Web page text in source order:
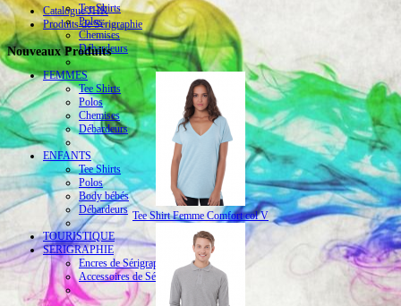
Tee Shirts
Polos
Chemises
Débardeurs
FEMMES
Tee Shirts
Polos
Chemises
Débardeurs
ENFANTS
Tee Shirts
Polos
Body bébés
Débardeurs
TOURISTIQUE
SERIGRAPHIE
Encres de Sérigraphie
Accessoires de Sérigraphie
Catalogue JHK
Produits de Sérigraphie
Nouveaux Produits
Tee Shirt Femme Comfort col V